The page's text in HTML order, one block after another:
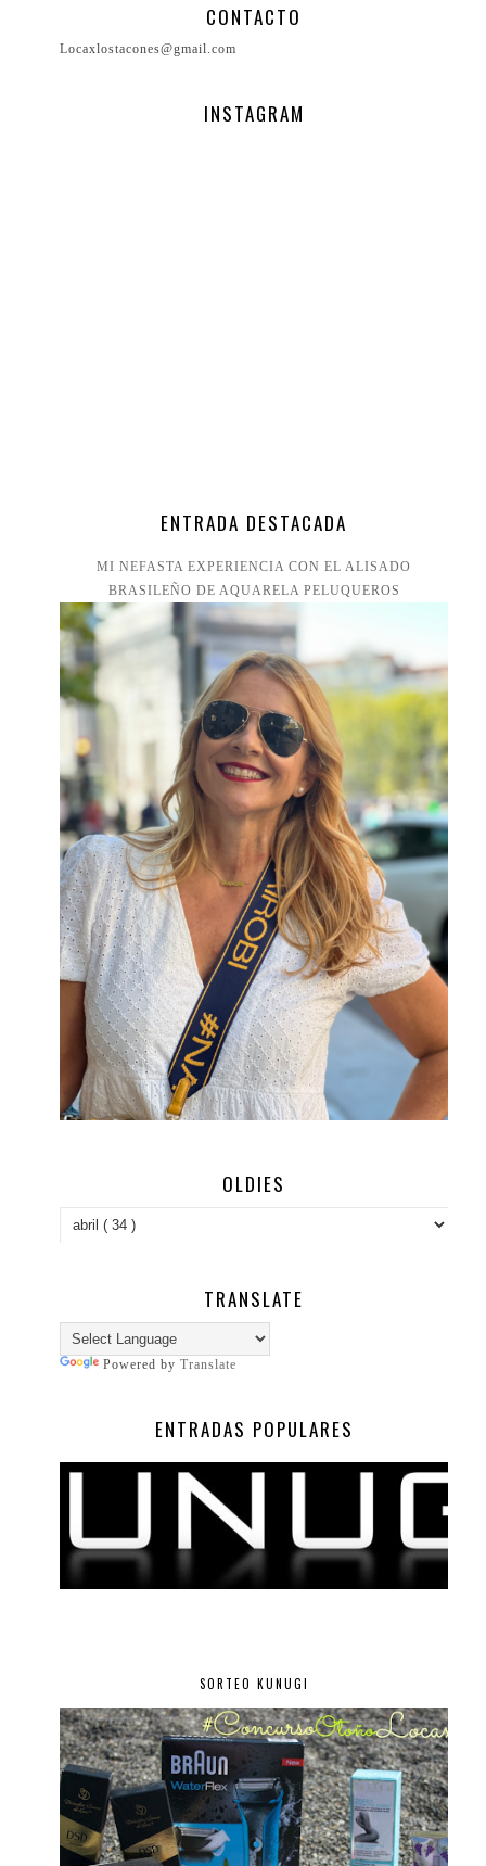
CONTACTO
Locaxlostacones@gmail.com
INSTAGRAM
ENTRADA DESTACADA
MI NEFASTA EXPERIENCIA CON EL ALISADO
BRASILEÑO DE AQUARELA PELUQUEROS
OLDIES
TRANSLATE
Powered by Translate
ENTRADAS POPULARES
SORTEO KUNUGI